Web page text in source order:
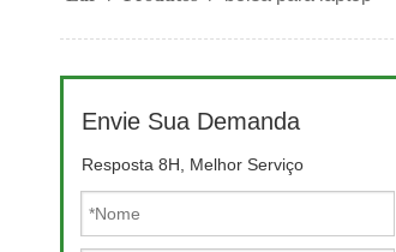
Envie Sua Demanda
Resposta 8H, Melhor Serviço